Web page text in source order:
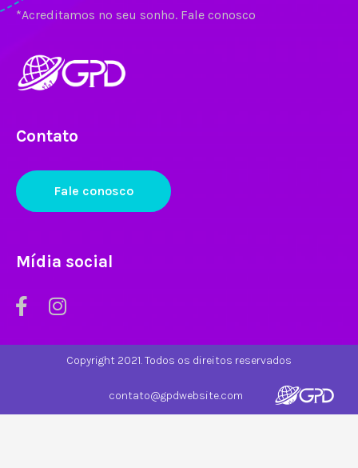
*Acreditamos no seu sonho. Fale conosco
Contato
Fale conosco
Mídia social
Copyright 2021. Todos os direitos reservados
contato@gpdwebsite.com